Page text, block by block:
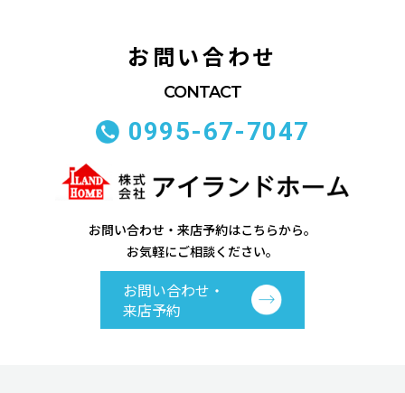
お問い合わせ
0995-67-7047
お問い合わせ・来店予約はこちらから。
お気軽にご相談ください。
お問い合わせ・
来店予約